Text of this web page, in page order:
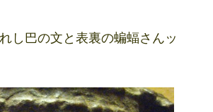
し巴の文と表裏の蝙蝠さんッ